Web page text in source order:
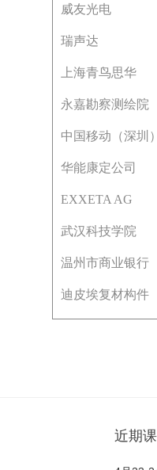
威友光电
瑞声达
上海青鸟思华
永嘉勘察测绘院
中国移动（深圳
华能康定公司
EXXETA AG
武汉科技学院
温州市商业银行
迪皮埃复材构件
近期